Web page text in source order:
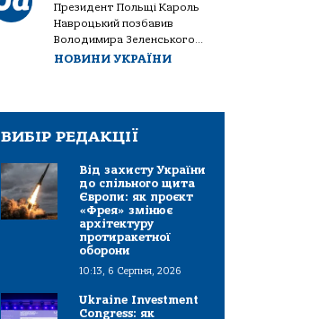
Президент Польщі Кароль
Навроцький позбавив
Володимира Зеленського...
НОВИНИ УКРАЇНИ
ВИБІР РЕДАКЦІЇ
Від захисту України
до спільного щита
Європи: як проєкт
«Фрея» змінює
архітектуру
протиракетної
оборони
10:13, 6 Серпня, 2026
Ukraine Investment
Congress: як